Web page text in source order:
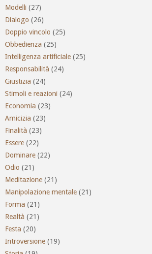
Modelli (27)
Dialogo (26)
Doppio vincolo (25)
Obbedienza (25)
Intelligenza artificiale (25)
Responsabilità (24)
Giustizia (24)
Stimoli e reazioni (24)
Economia (23)
Amicizia (23)
Finalità (23)
Essere (22)
Dominare (22)
Odio (21)
Meditazione (21)
Manipolazione mentale (21)
Forma (21)
Realtà (21)
Festa (20)
Introversione (19)